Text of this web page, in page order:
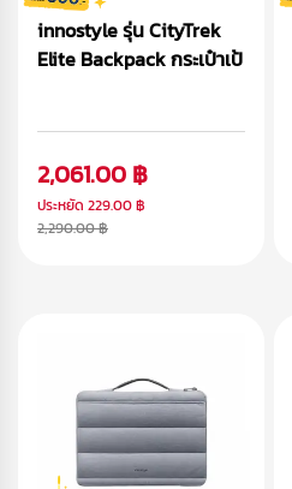
innostyle รุ่น CityTrek
Elite Backpack กระเป๋าเป้
2,061.00 ฿
ประหยัด 229.00 ฿
2,290.00 ฿